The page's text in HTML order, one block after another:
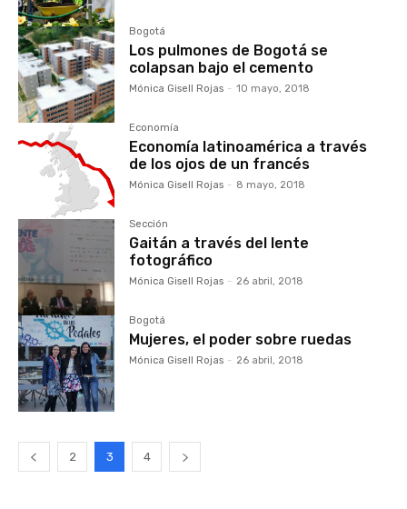
Bogotá
Los pulmones de Bogotá se
colapsan bajo el cemento
Mónica Gisell Rojas - 10 mayo, 2018
Economía
Economía latinoamérica a través
de los ojos de un francés
Mónica Gisell Rojas - 8 mayo, 2018
Sección
Gaitán a través del lente
fotográfico
Mónica Gisell Rojas - 26 abril, 2018
Bogotá
Mujeres, el poder sobre ruedas
Mónica Gisell Rojas - 26 abril, 2018
2 3 4